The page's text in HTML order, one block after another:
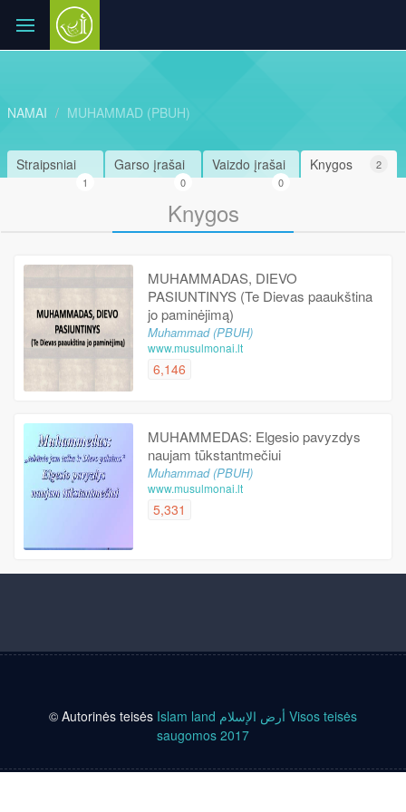
NAMAI MUHAMMAD (PBUH)
Knygos 2
Vaizdo įrašai
0
Garso įrašai
0
Straipsniai
1
Knygos
MUHAMMADAS, DIEVO
PASIUNTINYS (Te Dievas paaukština
jo paminėjimą)
Muhammad (PBUH)
www.musulmonai.lt
6,146
MUHAMMEDAS: Elgesio pavyzdys
naujam tūkstantmečiui
Muhammad (PBUH)
www.musulmonai.lt
5,331
© Autorinės teisės
Visos teisės
saugomos 2017